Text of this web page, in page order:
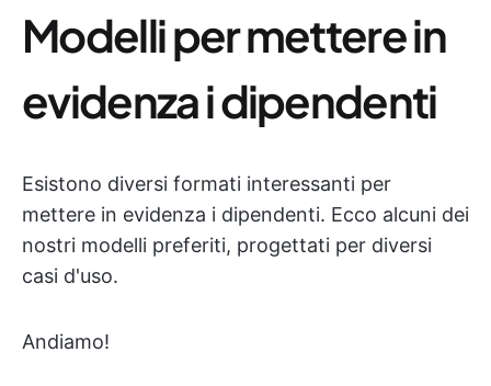
Modelli per mettere in
evidenza i dipendenti
Esistono diversi formati interessanti per
mettere in evidenza i dipendenti. Ecco alcuni dei
nostri modelli preferiti, progettati per diversi
casi d'uso.
Andiamo!